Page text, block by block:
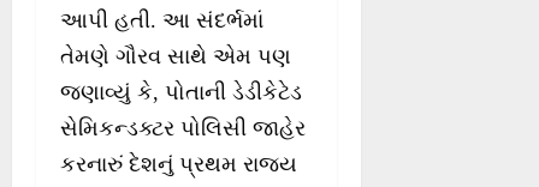
આપી હતી. આ સંદર્ભમાં
તેમણે ગૌરવ સાથે એમ પણ
જણાવ્યું કે, પોતાની ડેડીકેટેડ
સેમિકન્‍ડક્ટર પોલિસી જાહેર
કરનારું દેશનું પ્રથમ રાજ્ય